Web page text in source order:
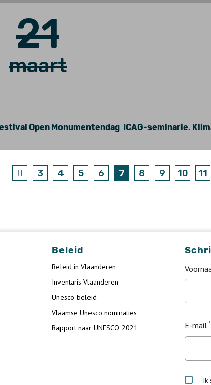
ICAG-seminarie.
21
maart
Open Monumentendag
3 4 5 6 7 8 9 10 11
Beleid
Beleid in Vlaanderen
Inventaris Vlaanderen
Unesco-beleid
Vlaamse Unesco nominaties
Rapport naar UNESCO 2021
E-mail
Ik